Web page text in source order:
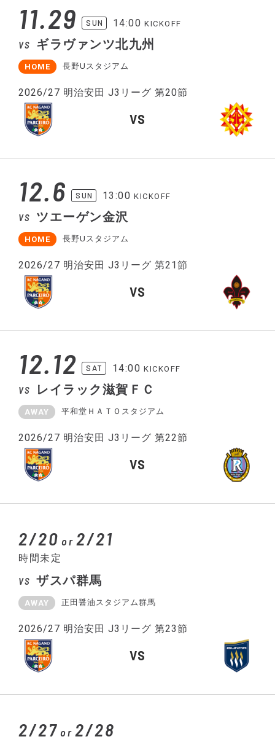
11.29 SUN 14:00 KICKOFF
VS ギラヴァンツ北九州
HOME 長野Uスタジアム
2026/27 明治安田 J3リーグ 第20節
VS
12.6 SUN 13:00 KICKOFF
VS ツエーゲン金沢
HOME 長野Uスタジアム
2026/27 明治安田 J3リーグ 第21節
VS
12.12 SAT 14:00 KICKOFF
VS レイラック滋賀ＦＣ
AWAY 平和堂ＨＡＴＯスタジアム
2026/27 明治安田 J3リーグ 第22節
VS
2/20 or 2/21
時間未定
VS ザスパ群馬
AWAY 正田醤油スタジアム群馬
2026/27 明治安田 J3リーグ 第23節
VS
2/27 or 2/28